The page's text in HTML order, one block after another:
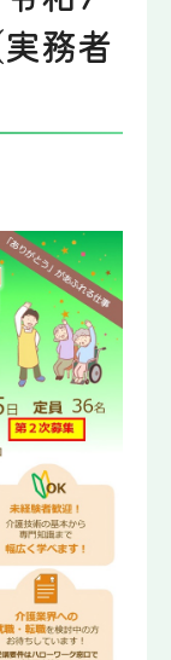
務者